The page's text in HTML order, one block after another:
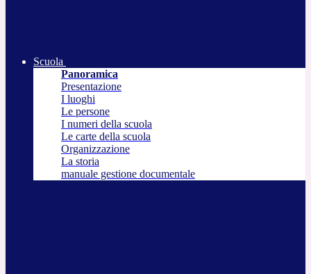
Scuola
Panoramica
Presentazione
I luoghi
Le persone
I numeri della scuola
Le carte della scuola
Organizzazione
La storia
manuale gestione documentale